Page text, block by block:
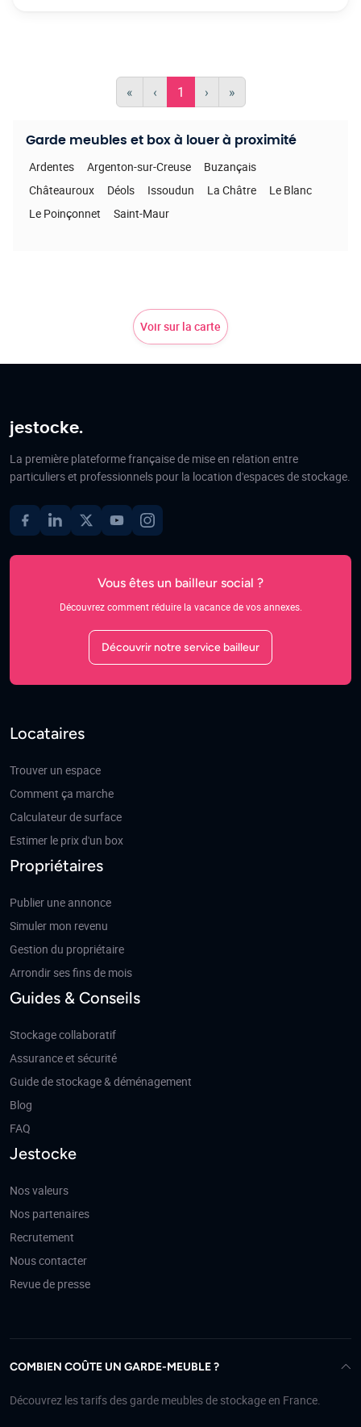
« ‹ 1 › »
Garde meubles et box à louer à proximité
Ardentes Argenton-sur-Creuse
Buzançais
Châteauroux
Déols Issoudun La Châtre
Le Blanc
Le Poinçonnet
Saint-Maur
Voir sur la carte
jestocke.
La première plateforme française de mise en relation entre
particuliers et professionnels pour la location d'espaces de stockage.
Vous êtes un bailleur social ?
Découvrez comment réduire la vacance de vos annexes.
Découvrir notre service bailleur
Locataires
Trouver un espace
Comment ça marche
Calculateur de surface
Estimer le prix d'un box
Propriétaires
Publier une annonce
Simuler mon revenu
Gestion du propriétaire
Arrondir ses fins de mois
Guides & Conseils
Stockage collaboratif
Assurance et sécurité
Guide de stockage & déménagement
Blog
FAQ
Jestocke
Nos valeurs
Nos partenaires
Recrutement
Nous contacter
Revue de presse
COMBIEN COÛTE UN GARDE-MEUBLE ?
Découvrez les tarifs des garde meubles de stockage en France.